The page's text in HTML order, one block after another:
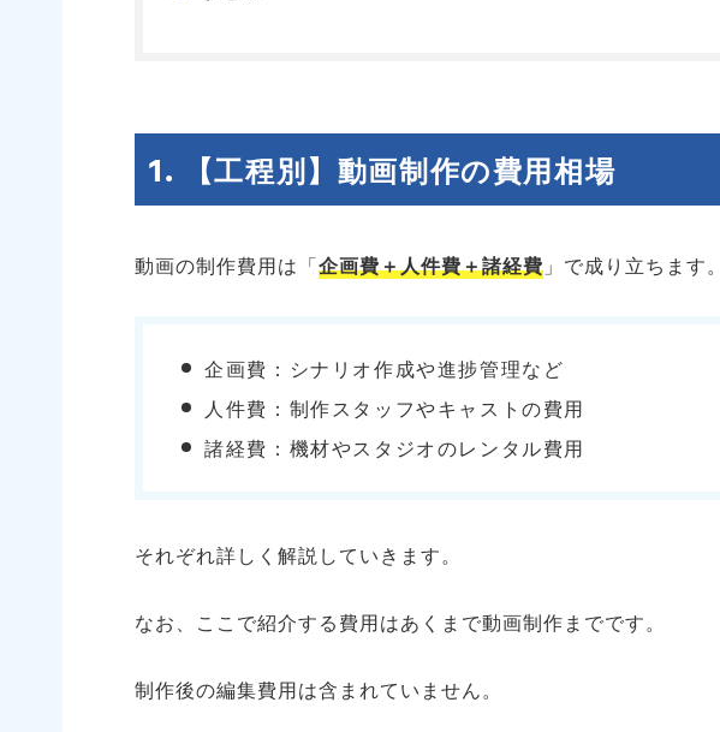
【工程別】動画制作の費用相場
動画の制作費用は「企画費＋人件費＋諸経費 」で成り立ちます。
企画費：シナリオ作成や進捗管理など
人件費：制作スタッフやキャストの費用
諸経費：機材やスタジオのレンタル費用
それぞれ詳しく解説していきます。
なお、ここで紹介する費用はあくまで動画制作までです。
制作後の編集費用は含まれていません。